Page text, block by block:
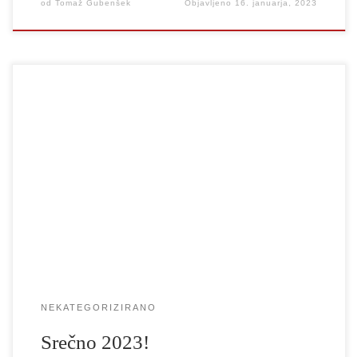
od Tomaž Gubenšek Objavljeno 16. januarja, 2023
NEKATEGORIZIRANO
Srečno 2023!